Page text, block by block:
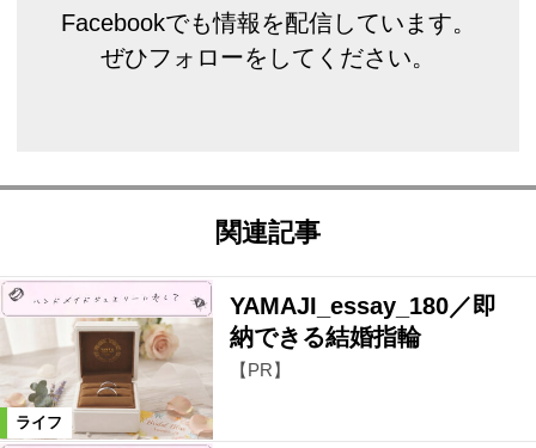
Facebookでも情報を配信しています。
ぜひフォローをしてください。
関連記事
ライフ
YAMAJI_essay_180／即
納できる結婚指輪
【PR】